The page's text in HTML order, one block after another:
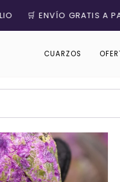
A PARTIR DE
CUARZOS